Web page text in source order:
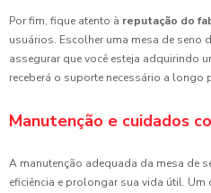
Por fim, fique atento à reputação do
usuários. Escolher uma mesa de seno
assegurar que você esteja adquirindo
receberá o suporte necessário a longo
Manutenção e cuidados
A manutenção adequada da mesa de
eficiência e prolongar sua vida útil.